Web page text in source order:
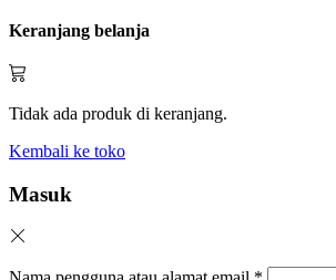
Keranjang belanja
Tidak ada produk di keranjang.
Kembali ke toko
Masuk